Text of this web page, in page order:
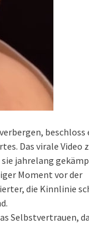
beschloss
Das virale Video
jahrelang
Moment vor der
die Kinnlinie
Selbstvertrauen,